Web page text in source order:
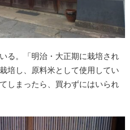
る。「明治・大正期に栽培され
培し、原料米として使用してい
しまったら、買わずにはいられ